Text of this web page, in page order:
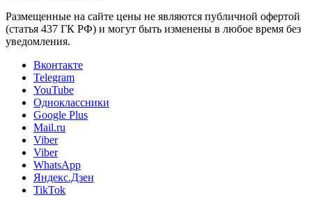
Размещенные на сайте цены не являются публичной офертой
(статья 437 ГК РФ) и могут быть изменены в любое время без
уведомления.
Вконтакте
Telegram
YouTube
Одноклассники
Google Plus
Mail.ru
Viber
Viber
WhatsApp
Яндекс.Дзен
TikTok